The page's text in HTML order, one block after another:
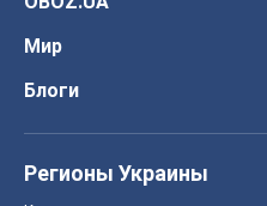
Мир
Блоги
Регионы Украины